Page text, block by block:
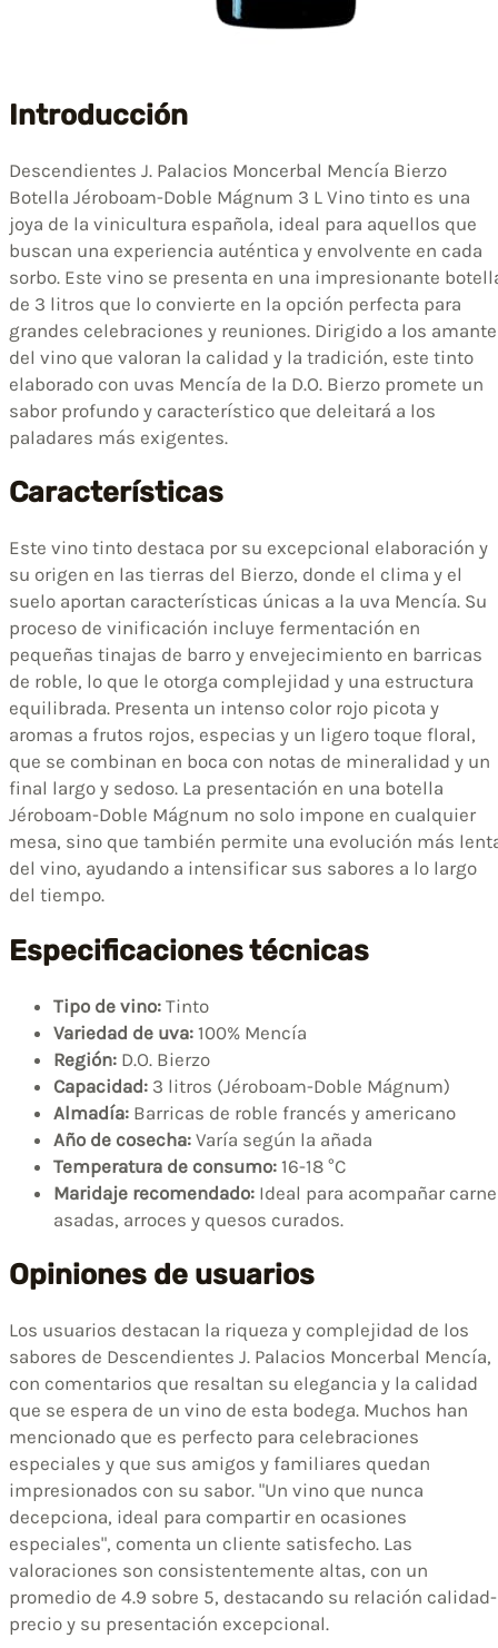
Introducción
Descendientes J. Palacios Moncerbal Mencía Bierzo
Botella Jéroboam-Doble Mágnum 3 L Vino tinto es una
joya de la vinicultura española, ideal para aquellos que
buscan una experiencia auténtica y envolvente en cada
sorbo. Este vino se presenta en una impresionante
de 3 litros que lo convierte en la opción perfecta para
grandes celebraciones y reuniones. Dirigido a los
del vino que valoran la calidad y la tradición, este tinto
elaborado con uvas Mencía de la D.O. Bierzo promete un
sabor profundo y característico que deleitará a los
paladares más exigentes.
Características
Este vino tinto destaca por su excepcional elaboración y
su origen en las tierras del Bierzo, donde el clima y el
suelo aportan características únicas a la uva Mencía. Su
proceso de vinificación incluye fermentación en
pequeñas tinajas de barro y envejecimiento en barricas
de roble, lo que le otorga complejidad y una estructura
equilibrada. Presenta un intenso color rojo picota y
aromas a frutos rojos, especias y un ligero toque floral,
que se combinan en boca con notas de mineralidad y un
final largo y sedoso. La presentación en una botella
Jéroboam-Doble Mágnum no solo impone en cualquier
mesa, sino que también permite una evolución más
del vino, ayudando a intensificar sus sabores a lo largo
del tiempo.
Especificaciones técnicas
Tipo de vino: Tinto
Variedad de uva: 100% Mencía
Región: D.O. Bierzo
Capacidad: 3 litros (Jéroboam-Doble Mágnum)
Almadía: Barricas de roble francés y americano
Año de cosecha: Varía según la añada
Temperatura de consumo: 16-18 °C
Maridaje recomendado: Ideal para acompañar
asadas, arroces y quesos curados.
Opiniones de usuarios
Los usuarios destacan la riqueza y complejidad de los
sabores de Descendientes J. Palacios Moncerbal Mencía,
con comentarios que resaltan su elegancia y la calidad
que se espera de un vino de esta bodega. Muchos han
mencionado que es perfecto para celebraciones
especiales y que sus amigos y familiares quedan
impresionados con su sabor. "Un vino que nunca
decepciona, ideal para compartir en ocasiones
especiales", comenta un cliente satisfecho. Las
valoraciones son consistentemente altas, con un
promedio de 4.9 sobre 5, destacando su relación calidad-
precio y su presentación excepcional.